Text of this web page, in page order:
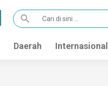
search
Daerah Internasional